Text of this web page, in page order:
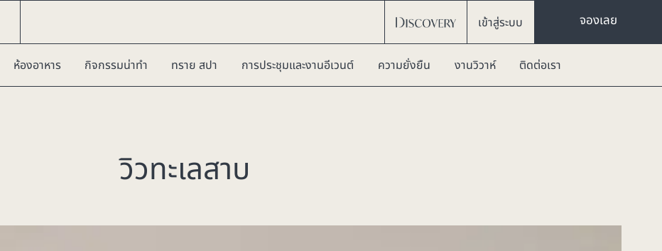
เข้าสู่ระบบ จองเลย
ห้องอาหาร กิจกรรมน่าทำ ทราย สปา การประชุมและงานอีเวนต์ ความยั่งยืน งานวิวาห์ ติดต่อเรา
วิวทะเลสาบ